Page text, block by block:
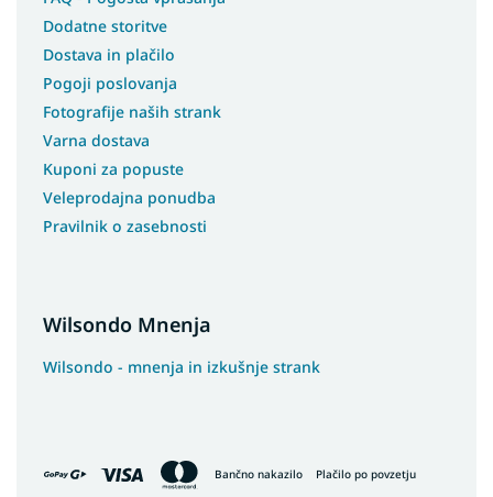
Dodatne storitve
Dostava in plačilo
Pogoji poslovanja
Fotografije naših strank
Varna dostava
Kuponi za popuste
Veleprodajna ponudba
Pravilnik o zasebnosti
Wilsondo Mnenja
Wilsondo - mnenja in izkušnje strank
Bančno nakazilo Plačilo po povzetju